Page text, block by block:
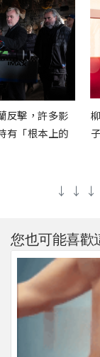
反擊，許多影
有「根本上的
↓ ↓ ↓
您也可能喜歡